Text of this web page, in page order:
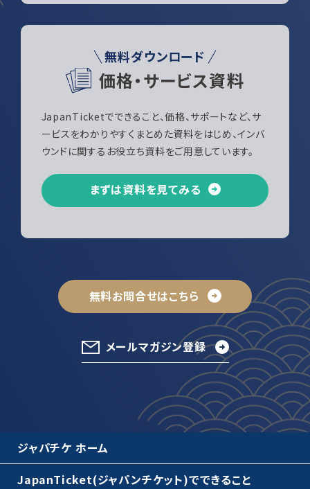
無料ダウンロード
価格・サービス資料
JapanTicketでできること、価格、サポートなど、サ
ービスをわかりやすくまとめた資料をはじめ、インバ
ウンドに関するお役立ち資料をご用意しています。
まずは資料を見てみる
無料お問合せはこちら
メールマガジン登録
ジャパチケ ホーム
JapanTicket(ジャパンチケット)でできること